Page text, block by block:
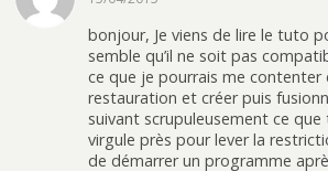
bonjour, Je viens de lire le tuto
semble qu’il ne soit pas
ce que je pourrais me contenter
restauration et créer puis
suivant scrupuleusement ce que
virgule près pour lever la
de démarrer un programme